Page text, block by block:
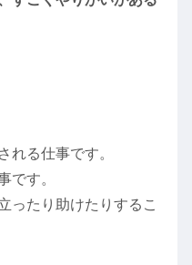
れる仕事です。
です。
ったり助けたりするこ